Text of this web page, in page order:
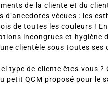
de la cliente et du
d’anecdotes vécues : les
de toutes les couleurs !
incongrues et hygiène
clientèle sous toutes ses
type de cliente êtes-vous ?
petit QCM proposé pour le